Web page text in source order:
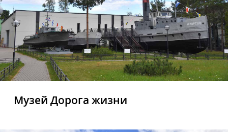
Музей Дорога жизни